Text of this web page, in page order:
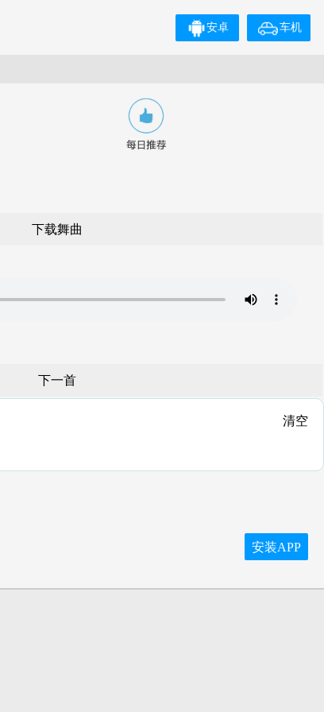
车机
安卓
下载舞曲
下一首
清空
安装APP